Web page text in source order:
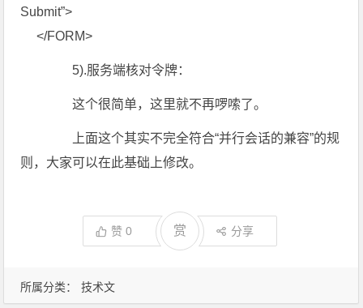
所属分类： 技术文
Submit”>
</FORM>
5).服务端核对令牌：
这个很简单，这里就不再啰嗦了。
上面这个其实不完全符合“并行会话的兼容”的规
则，大家可以在此基础上修改。
赞0 赏 分享